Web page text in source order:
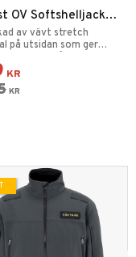
OV Softshelljacka
av vävt stretch
på utsidan som ger
KR
KR